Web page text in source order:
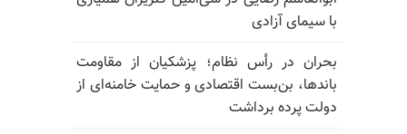
با سیمای آزادی
بحران در رأس نظام؛ پزشکیان از مقاومت
باندها، بن‌بست اقتصادی و حمایت خامنه‌ای از
دولت پرده برداشت